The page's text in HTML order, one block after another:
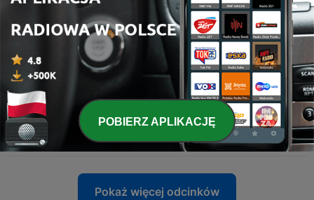
50 - #50 Polscy pacjenci mięsem armatnim?
20 cze 2025
49 - #49 Margaryna - pasza dla ludzi czy żywność.
09 cze 2025
48 - #48 Polskie dzieci i eksperymenty medyczne.
26 maj 2025
Pokaż więcej odcinków
POBIERZ APLIKACJĘ